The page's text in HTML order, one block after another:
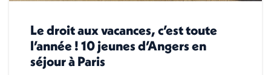
Le droit aux vacances, c’est toute
l’année ! 10 jeunes d’Angers en
séjour à Paris